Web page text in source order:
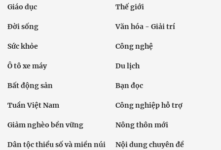
Giáo dục Thế giới
Đời sống Văn hóa - Giải trí
Sức khỏe Công nghệ
Ô tô xe máy Du lịch
Bất động sản Bạn đọc
Tuần Việt Nam Công nghiệp hỗ trợ
Giảm nghèo bền vững Nông thôn mới
Dân tộc thiểu số và miền núi Nội dung chuyên đề